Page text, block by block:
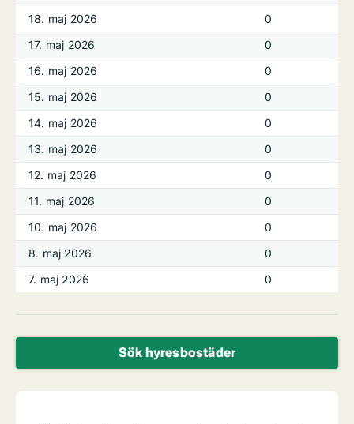
18. maj 2026
0
17. maj 2026
0
16. maj 2026
0
15. maj 2026
0
14. maj 2026
0
13. maj 2026
0
12. maj 2026
0
11. maj 2026
0
10. maj 2026
0
8. maj 2026
0
7. maj 2026
0
Sök hyresbostäder